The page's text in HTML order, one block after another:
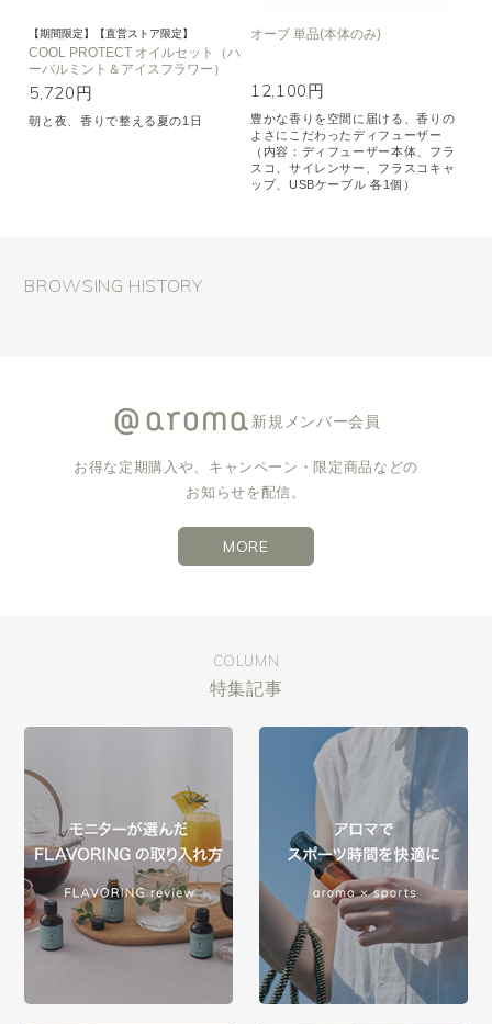
【期間限定】【直営ストア限定】
COOL PROTECT オイルセット（ハ
ーバルミント＆アイスフラワー）
5,720円
朝と夜、香りで整える夏の1日
オーブ 単品(本体のみ)
12,100円
豊かな香りを空間に届ける、香りの
よさにこだわったディフューザー
（内容：ディフューザー本体、フラ
スコ、サイレンサー、フラスコキャ
ップ、USBケーブル 各1個）
BROWSING HISTORY
新規メンバー会員
お得な定期購入や、キャンペーン・限定商品などの
お知らせを配信。
MORE
COLUMN
特集記事